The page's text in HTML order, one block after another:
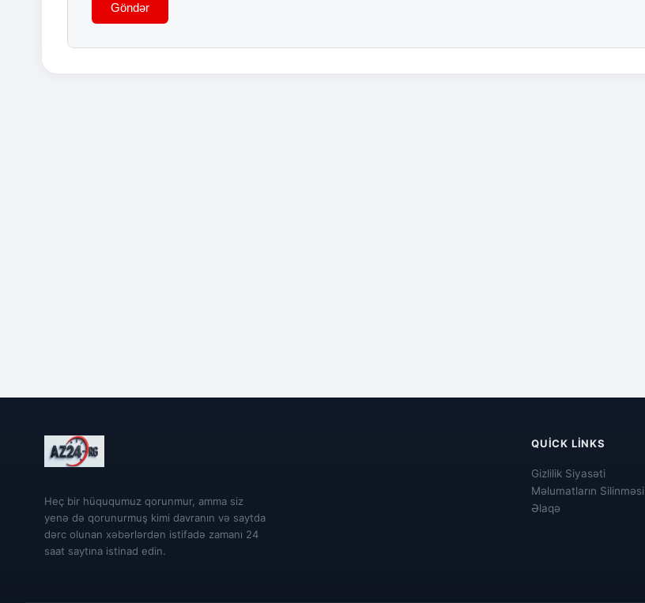
Göndər
Heç bir hüququmuz qorunmur, amma siz
yenə də qorunurmuş kimi davranın və saytda
dərc olunan xəbərlərdən istifadə zamanı 24
saat saytına istinad edin.
QUICK LINKS
Gizlilik Siyasəti
Məlumatların Silinməsi
Əlaqə